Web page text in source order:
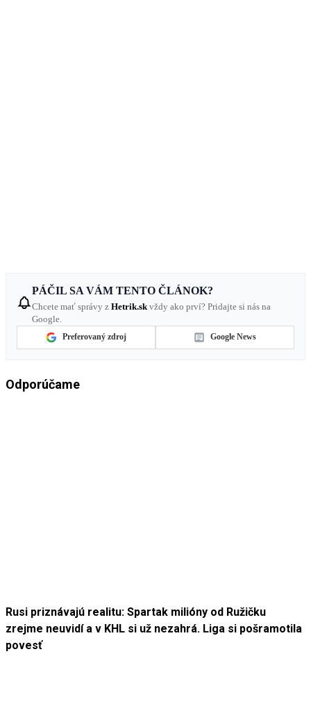
PÁČIL SA VÁM TENTO ČLÁNOK?
Chcete mať správy z Hetrik.sk vždy ako prví? Pridajte si nás na
Google.
Preferovaný zdroj Google News
Odporúčame
Rusi priznávajú realitu: Spartak milióny od Ružičku
zrejme neuvidí a v KHL si už nezahrá. Liga si pošramotila
povesť